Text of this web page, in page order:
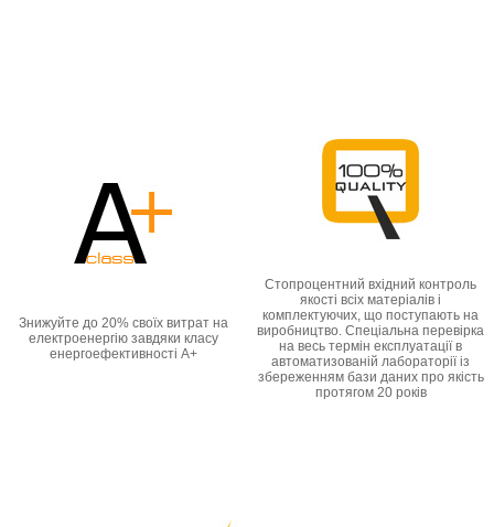
Знижуйте до 20% своїх витрат на
електроенергію завдяки класу
енергоефективності А+
Cтопроцентний вхідний контроль
якості всіх матеріалів і
комплектуючих, що поступають на
виробництво. Спеціальна перевірка
на весь термін експлуатації в
автоматизованій лабораторії із
збереженням бази даних про якість
протягом 20 років